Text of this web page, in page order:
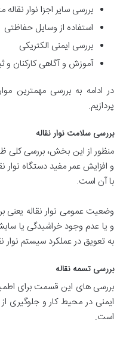
بررسی سایر اجزا نوار
استفاده از وسایل حفاظتی
بررسی ایمنی الکتریکی
آموزش و آگاهی کارکنان
در ادامه به بررسی مهمترین
پردازیم.
بررسی سلامت نوار نقاله
منظور از این بخش، بررسی کلی
و افزایش عمر مفید دستگاه نوار
با آن است.
وضعیت عمومی نوار نقاله
و یا عدم وجود خراشیدگی یا
به تعویق در عملکرد سیستم
بررسی تسمه نقاله
بررسی های این قسمت برای
ایمنی در محیط کار و جلوگیری
است.